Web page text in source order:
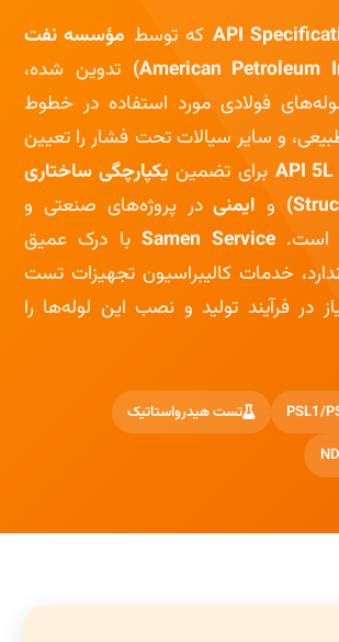
API که توسط مؤسسه نفت
تدوین شده،
فولادی مورد استفاده در خطوط
و سایر سیالات تحت فشار را تعیین
API 5L برای تضمین یکپارچگی ساختاری
و ایمنیدر پروژه‌های صنعتی و
است.Samen Serviceبا درک عمیق
خدمات کالیبراسیون تجهیزات تست
در فرآیند تولید و نصب این لوله‌ها را
PSL1/
تست هیدرواستاتیک